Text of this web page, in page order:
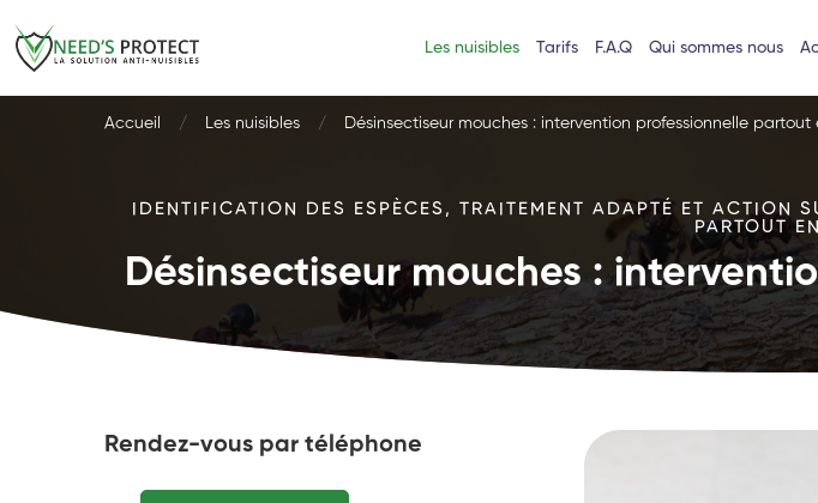
Les nuisibles Tarifs F.A.Q Qui sommes nous
Accueil Les nuisibles Désinsectiseur mouches : intervention professionnelle partout
IDENTIFICATION DES ESPÈCES, TRAITEMENT ADAPTÉ ET ACTION
PARTOUT
Désinsectiseur mouches :
Rendez-vous par téléphone